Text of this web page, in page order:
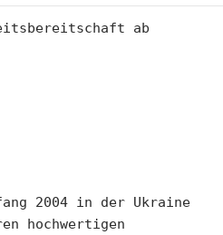
ab
2004 in der Ukraine
hochwertigen